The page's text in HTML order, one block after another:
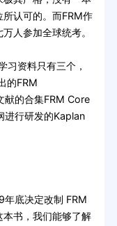
认可的。而FRM作
人参加全球统考。
资料只有三个，
的FRM
献的合集FRM Core
进行研发的Kaplan
底决定改制 FRM
书，我们能够了解